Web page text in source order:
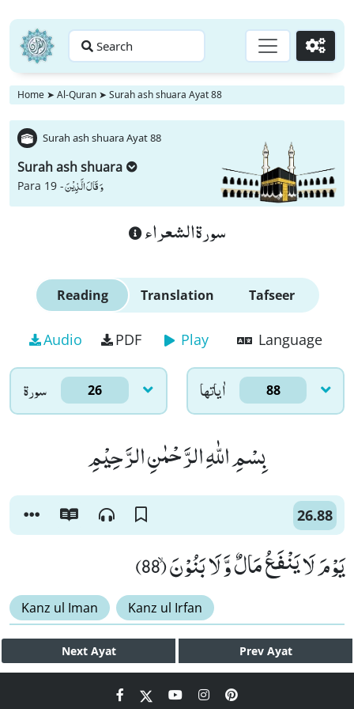
Search Go
Home ➤ Al-Quran ➤ Surah ash shuara Ayat 88
Surah ash shuara Ayat 88
Surah ash shuara
Para 19 -وَ قَالَ الَّذِیْنَ
سورة الشعراء
Reading Translation Tafseer
Audio PDF Play Language
سورۃ 26 اٰياتها 88
بِسْمِ اللّٰهِ الرَّحْمٰنِ الرَّحِیْمِ
26.88
یَوْمَ لَا یَنْفَعُ مَالٌ وَّ لَا بَنُوْنَۙ (88)
Kanz ul Iman Kanz ul Irfan
Next Ayat Prev Ayat